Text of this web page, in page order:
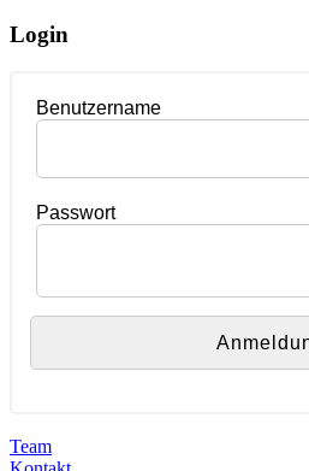
Login
Benutzername
Passwort
Team